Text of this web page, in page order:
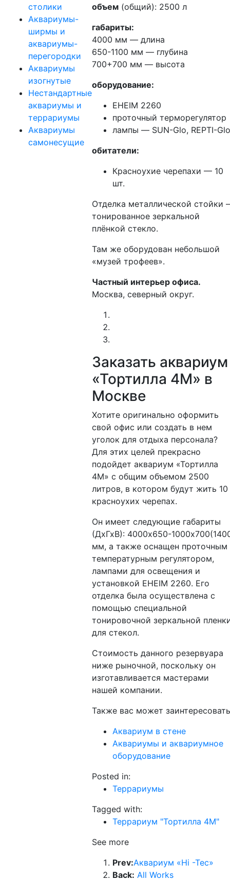
столики
Аквариумы-
ширмы и
аквариумы-
перегородки
Аквариумы
изогнутые
Нестандартные
аквариумы и
террариумы
Аквариумы
самонесущие
объем (общий): 2500 л
габариты:
4000 мм — длина
650-1100 мм — глубина
700+700 мм — высота
оборудование:
EHEIM 2260
проточный терморегулятор
лампы — SUN-Glo, REPTI-Glo
обитатели:
Красноухие черепахи — 10
шт.
Отделка металлической стойки
тонированное зеркальной
плёнкой стекло.
Там же оборудован небольшой
«музей трофеев».
Частный интерьер офиса.
Москва, северный округ.
Заказать аквариум
«Тортилла 4М» в
Москве
Хотите оригинально оформить
свой офис или создать в нем
уголок для отдыха персонала?
Для этих целей прекрасно
подойдет аквариум «Тортилла
4М» с общим объемом 2500
литров, в котором будут жить 10
красноухих черепах.
Он имеет следующие габариты
(ДхГхВ): 4000х650-
мм, а также оснащен проточным
температурным регулятором,
лампами для освещения и
установкой EHEIM 2260. Его
отделка была осуществлена с
помощью специальной
тонировочной зеркальной
для стекол.
Стоимость данного резервуара
ниже рыночной, поскольку он
изготавливается мастерами
нашей компании.
Также вас может заинтересовать
Аквариум в стене
Аквариумы и аквариумное
оборудование
Posted in:
Террариумы
Tagged with:
Террариум "Тортилла 4М"
See more
Prev:Аквариум «Hi -Tec»
Back: All Works